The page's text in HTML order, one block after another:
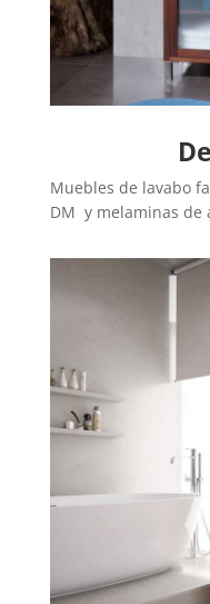
Muebles de lavabo
DM y melaminas de